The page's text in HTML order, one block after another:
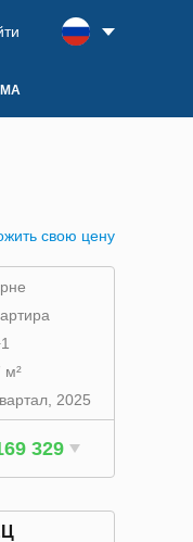
свою цену
м²
2025
329